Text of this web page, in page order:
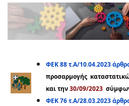
ΦΕΚ 88 τ.Α/10.04.2023
προσαρμογής
και την30/09/2023
ΦΕΚ 76 τ.Α/28.03.2023